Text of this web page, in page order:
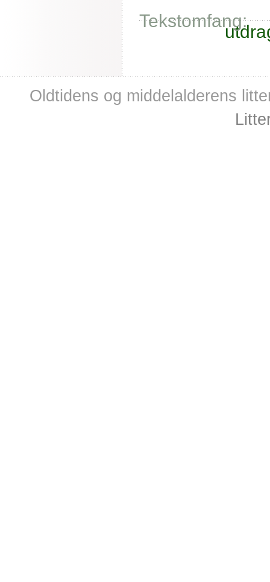
Tekstomfang:
Oldtidens og middelalderens